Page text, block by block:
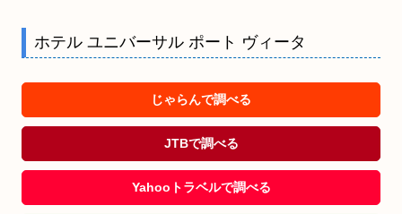
ホテル ユニバーサル ポート ヴィータ
じゃらんで調べる
JTBで調べる
Yahooトラベルで調べる